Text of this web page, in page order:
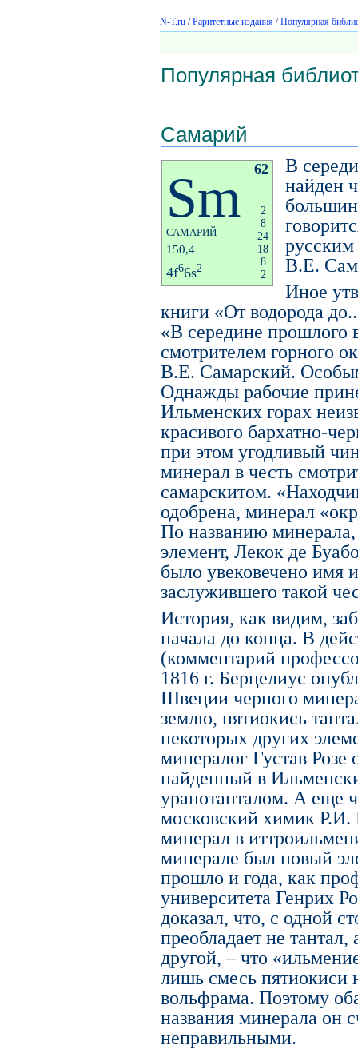
N-T.ru /Раритетные издания /Популярная
Популярная
Самарий
62
Sm
2
8
24
18
8
2
САМАРИЙ
150,4
4f66s2
В
найден
В.Е.
Иное
книги «От водорода
«В середине прошлого
смотрителем горного
В.Е. Самарский.
Однажды рабочие
Ильменских горах
красивого бархатно-
при этом угодливый
минерал в честь
самарскитом.
одобрена, минерал
По названию
элемент, Лекок де
было увековечено имя
заслужившего такой
История, как видим,
начала до конца. В
(комментарий
1816 г. Берцелиус
Швеции черного
землю, пятиокись
некоторых других
минералог Густав
найденный в
уранотанталом. А еще
московский химик Р.И.
минерал в
минерале был новый
прошло и года, как
университета Генрих
доказал, что, с одной
преобладает не
другой, – что
лишь смесь пятиокиси
вольфрама. Поэтому
названия минерала он
неправильными.